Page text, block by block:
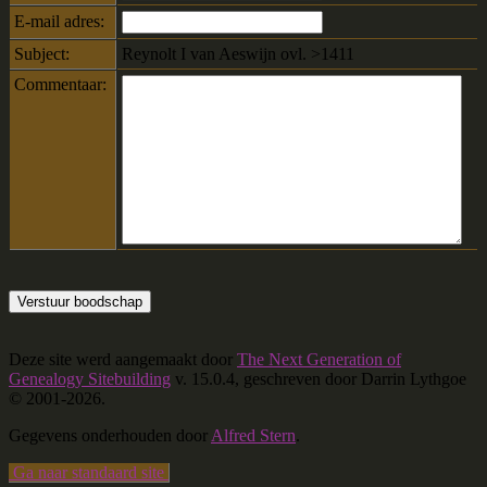
E-mail adres:
Subject:
Reynolt I van Aeswijn ovl. >1411
Commentaar:
Deze site werd aangemaakt door The Next Generation of
Genealogy Sitebuilding v. 15.0.4, geschreven door Darrin Lythgoe
© 2001-2026.
Gegevens onderhouden door Alfred Stern.
Ga naar standaard site